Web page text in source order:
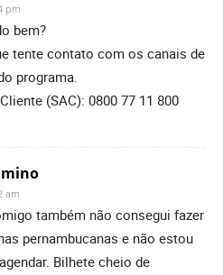
pm
bem?
tente contato com os canais de
programa.
(SAC): 0800 77 11 800
am
também não consegui fazer
pernambucanas e não estou
Bilhete cheio de